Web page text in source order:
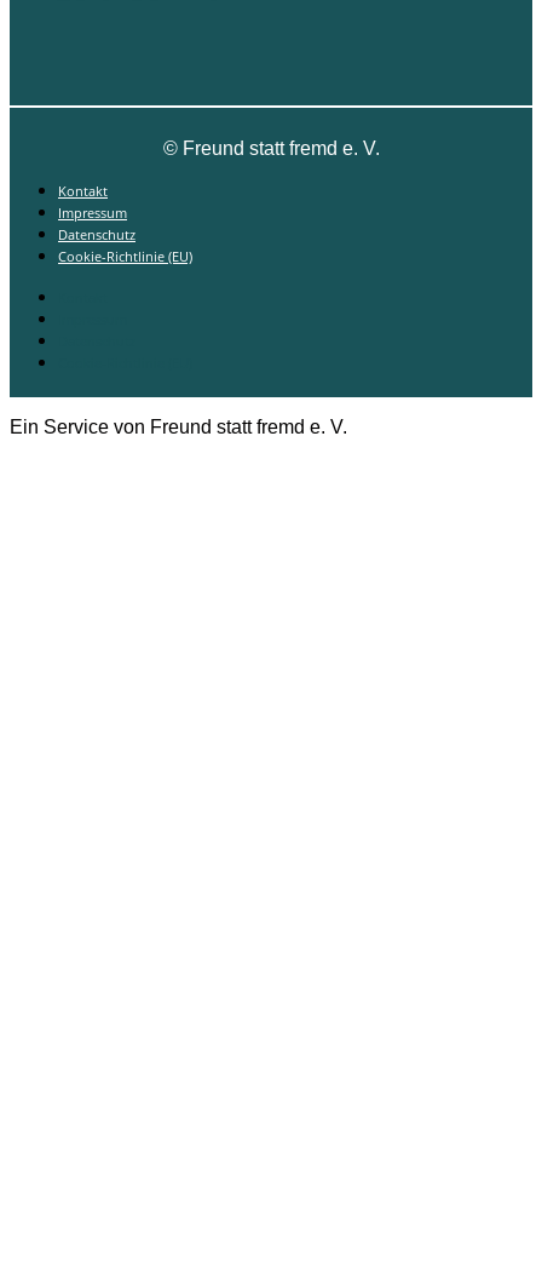
©Freund statt fremd e. V.
Kontakt
Impressum
Datenschutz
Cookie-Richtlinie (EU)
Ein Service von Freund statt fremd e. V.